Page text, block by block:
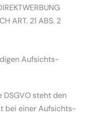
ART. 21 ABS. 2
Aufsichts­
DSGVO steht den
bei einer Aufsichts­